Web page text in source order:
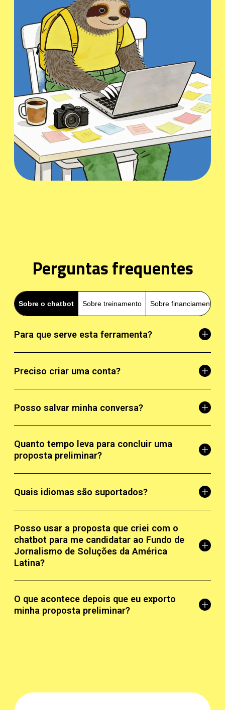
Perguntas frequentes
Sobre o chatbot Sobre treinamento Sobre financiamento
Para que serve esta ferramenta?
Preciso criar uma conta?
Posso salvar minha conversa?
Quanto tempo leva para concluir uma
proposta preliminar?
Quais idiomas são suportados?
Posso usar a proposta que criei com o
chatbot para me candidatar ao Fundo de
Jornalismo de Soluções da América
Latina?
O que acontece depois que eu exporto
minha proposta preliminar?